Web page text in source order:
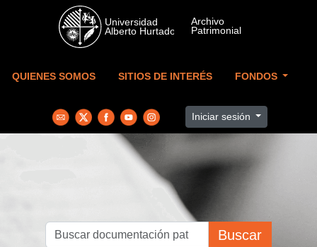
Skip to main content
QUIENES SOMOS SITIOS DE INTERÉS FONDOS
Iniciar sesión
Buscar